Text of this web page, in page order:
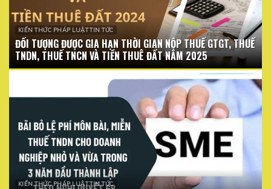
KIẾN THỨC PHÁP LUẬT TIN TỨC
ĐỐI TƯỢNG ĐƯỢC GIA HẠN THỜI GIAN NỘP THUẾ GTGT, THUẾ
TNDN, THUẾ TNCN VÀ TIỀN THUÊ ĐẤT NĂM 2025
KIẾN THỨC PHÁP LUẬT TIN TỨC